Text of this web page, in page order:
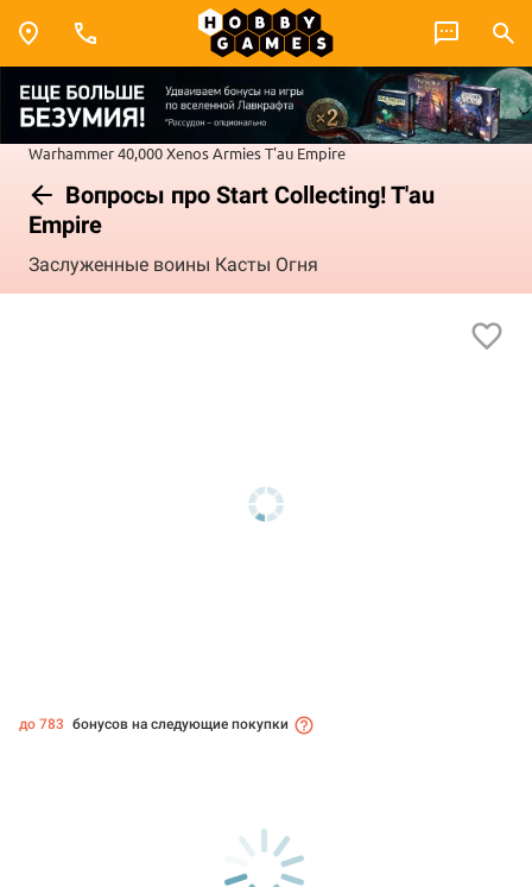
Warhammer 40,000Xenos ArmiesT'au Empire
Вопросы про Start Collecting! T'au
Empire
Заслуженные воины Касты Огня
до 783 бонусов на следующие покупки